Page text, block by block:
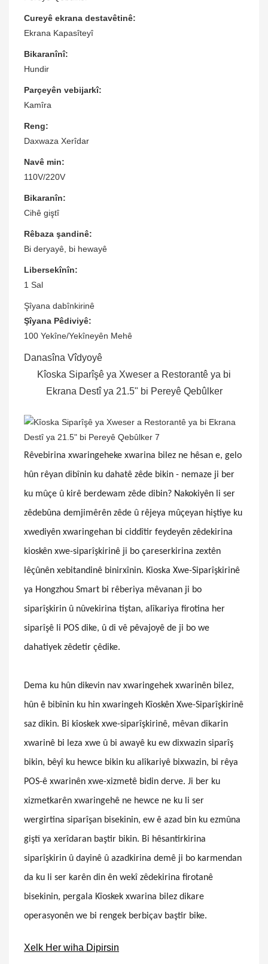
Cureyê ekrana destavêtinê:
Ekrana Kapasîteyî
Bikaranînî:
Hundir
Parçeyên vebijarkî:
Kamîra
Reng:
Daxwaza Xerîdar
Navê min:
110V/220V
Bikaranîn:
Cihê giştî
Rêbaza şandinê:
Bi deryayê, bi hewayê
Libersekînîn:
1 Sal
Şîyana dabînkirinê
Şîyana Pêdiviyê:
100 Yekîne/Yekîneyên Mehê
Danasîna Vîdyoyê
Kîoska Siparîşê ya Xweser a Restorantê ya bi
Ekrana Destî ya 21.5" bi Pereyê Qebûlker
Rêvebirina xwaringeheke xwarina bilez ne hêsan e, gelo
hûn rêyan dibînin ku dahatê zêde bikin - nemaze ji ber
ku mûçe û kirê berdewam zêde dibin? Nakokiyên li ser
zêdebûna demjimêrên zêde û rêjeya mûçeyan hiştiye ku
xwediyên xwaringehan bi ciddîtir feydeyên zêdekirina
kioskên xwe-siparîşkirinê ji bo çareserkirina zextên
lêçûnên xebitandinê binirxînin. Kioska Xwe-Siparîşkirinê
ya Hongzhou Smart bi rêberiya mêvanan ji bo
siparîşkirin û nûvekirina tiştan, alîkariya firotina her
siparîşê li POS dike, û di vê pêvajoyê de ji bo we
dahatiyek zêdetir çêdike.
Dema ku hûn dikevin nav xwaringehek xwarinên bilez,
hûn ê bibînin ku hin xwaringeh Kîoskên Xwe-Siparîşkirinê
saz dikin. Bi kîoskek xwe-siparîşkirinê, mêvan dikarin
xwarinê bi leza xwe û bi awayê ku ew dixwazin siparîş
bikin, bêyî ku hewce bikin ku alîkariyê bixwazin, bi rêya
POS-ê xwarinên xwe-xizmetê bidin derve. Ji ber ku
xizmetkarên xwaringehê ne hewce ne ku li ser
wergirtina siparîşan bisekinin, ew ê azad bin ku ezmûna
giştî ya xerîdaran baştir bikin. Bi hêsantirkirina
siparîşkirin û dayinê û azadkirina demê ji bo karmendan
da ku li ser karên din ên wekî zêdekirina firotanê
bisekinin, pergala Kîoskek xwarina bilez dikare
operasyonên we bi rengek berbiçav baştir bike.
Xelk Her wiha Dipirsin